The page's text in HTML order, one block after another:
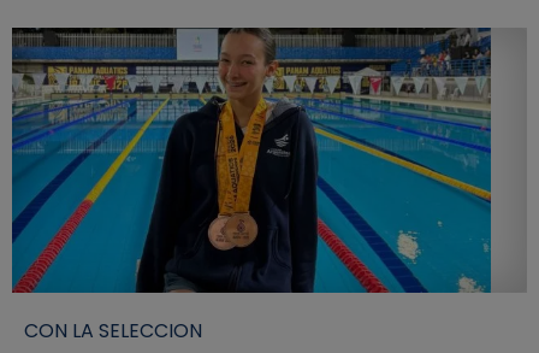
CON LA SELECCION